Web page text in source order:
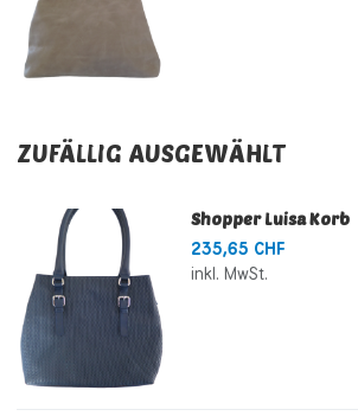
ZUFÄLLIG AUSGEWÄHLT
Shopper Luisa Korb
235,65 CHF
inkl. MwSt.